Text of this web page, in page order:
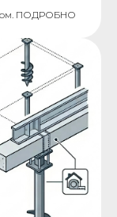
дом. ПОДРОБНО